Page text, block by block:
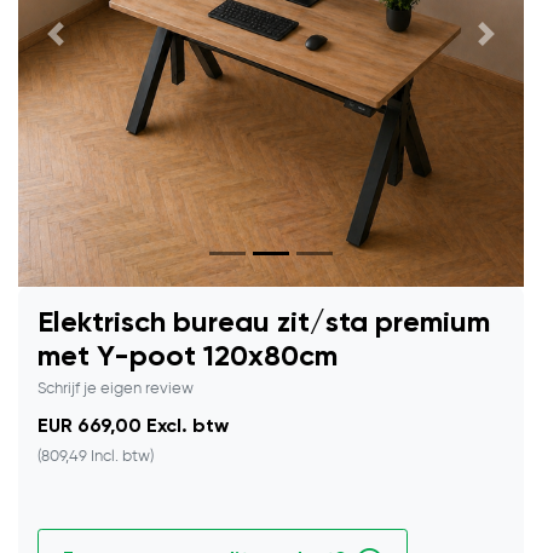
Vorige
Elektrisch bureau zit/sta premium
met Y-poot 120x80cm
Schrijf je eigen review
EUR 669,00 Excl. btw
(809,49 Incl. btw)